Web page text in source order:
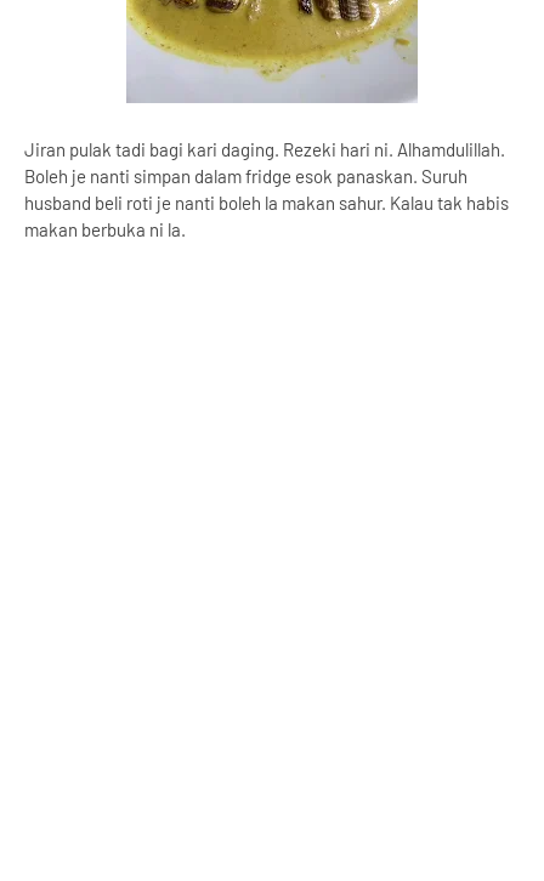
Jiran pulak tadi bagi kari daging. Rezeki hari ni. Alhamdulillah.
Boleh je nanti simpan dalam fridge esok panaskan. Suruh
husband beli roti je nanti boleh la makan sahur. Kalau tak habis
makan berbuka ni la.